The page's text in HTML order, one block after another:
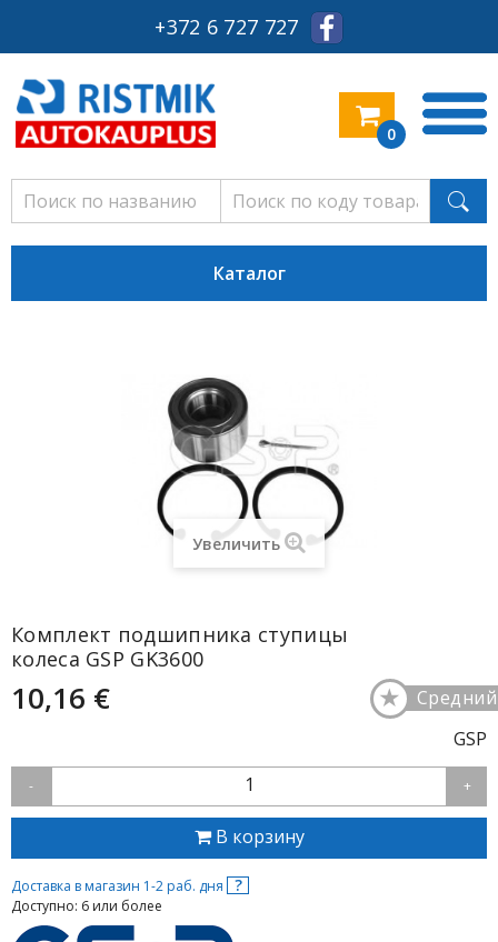
+372 6 727 727
0
Каталог
Увеличить
Комплект подшипника ступицы
колеса GSP GK3600
10,16 € Средний
★
GSP
- 1 +
В корзину
Доставка в магазин 1-2 раб. дня ?
Доступно: 6 или более